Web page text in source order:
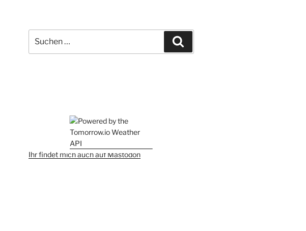
nach:
Ihr findet mich auch auf Mastodon